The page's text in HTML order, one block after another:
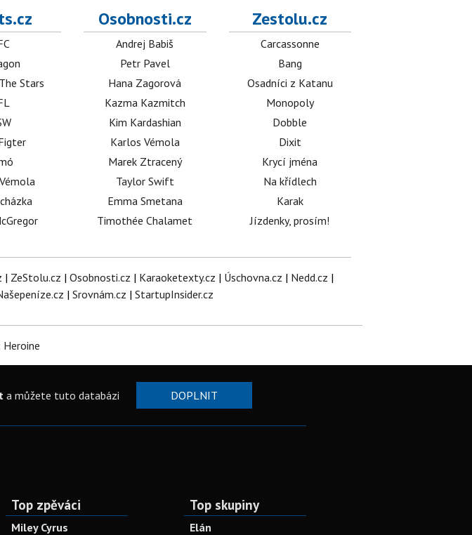
Stars
Osobnosti.cz
Andrej Babiš
Petr Pavel
Hana Zagorová
Kazma Kazmitch
Kim Kardashian
Karlos Vémola
Marek Ztracený
Taylor Swift
Emma Smetana
Timothée Chalamet
Zestolu.cz
Carcassonne
Bang
Osadníci z Katanu
Monopoly
Dobble
Dixit
Krycí jména
Na křídlech
Karak
Jízdenky, prosím!
| ZeStolu.cz | Osobnosti.cz | Karaoketexty.cz | Úschovna.cz | Nedd.cz |
| Srovnám.cz | StartupInsider.cz
Heroine
a můžete tuto databázi DOPLNIT
Top zpěváci
Miley Cyrus
Top skupiny
Elán